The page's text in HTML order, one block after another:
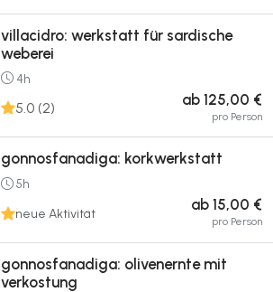
villacidro: werkstatt für sardische
weberei
4h
5.0 (2) ab 125,00 €
pro Person
gonnosfanadiga: korkwerkstatt
5h
neue Aktivität
ab 15,00 €
pro Person
gonnosfanadiga: olivenernte mit
verkostung